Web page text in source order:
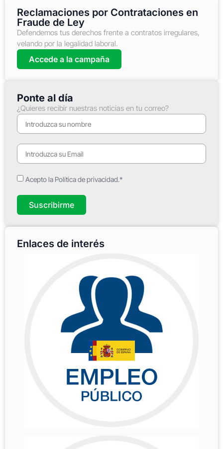
Reclamaciones por Contrataciones en
Fraude de Ley
Defendemos tus derechos frente a contratos irregulares,
velando por la legalidad laboral.
Accede a la campaña
Ponte al día
¿Quieres recibir nuestras noticias en tu correo?
Acepto la Política de privacidad.*
Suscribirme
Enlaces de interés